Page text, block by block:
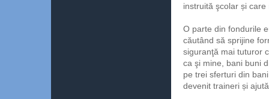
instruită şcolar și
O parte din fondurile
căutând să sprijine
siguranţă mai tuturor
ca şi mine, bani buni
pe trei sferturi din
devenit traineri și